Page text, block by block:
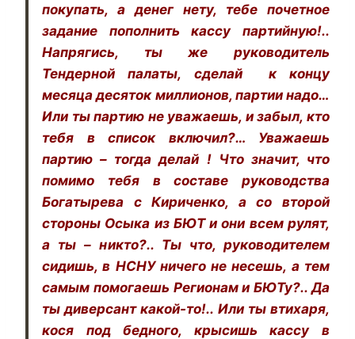
покупать, а денег нету, тебе почетное
задание пополнить кассу партийную!..
Напрягись, ты же руководитель
Тендерной палаты, сделай к концу
месяца десяток миллионов, партии надо…
Или ты партию не уважаешь, и забыл, кто
тебя в список включил?… Уважаешь
партию – тогда делай ! Что значит, что
помимо тебя в составе руководства
Богатырева с Кириченко, а со второй
стороны Осыка из БЮТ и они всем рулят,
а ты – никто?.. Ты что, руководителем
сидишь, в НСНУ ничего не несешь, а тем
самым помогаешь Регионам и БЮТу?.. Да
ты диверсант какой-то!.. Или ты втихаря,
кося под бедного, крысишь кассу в